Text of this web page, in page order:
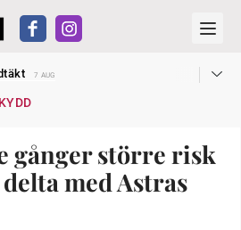
7 AUG
årsgränsen bort
bostadstillägg
28 JUL
27 JUL
7 AUG
gånger större risk
med Astras